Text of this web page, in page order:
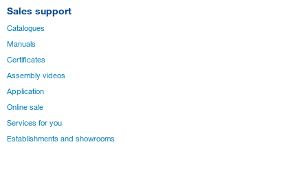
Sales support
Catalogues
Manuals
Certificates
Assembly videos
Application
Online sale
Services for you
Establishments and showrooms